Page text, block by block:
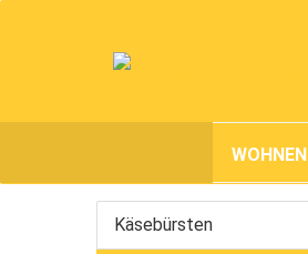
WOHNEN
Käsebürsten